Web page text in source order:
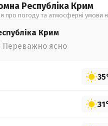
Республіка Крим
про погоду та атмосферні умови
Крим
Переважно ясно